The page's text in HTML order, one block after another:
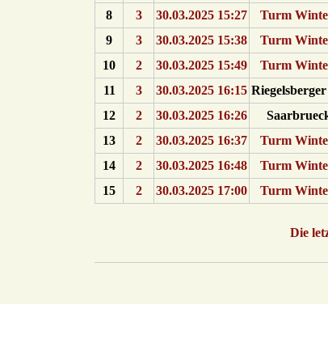
8
3 30.03.2025 15:27 Turm
9
3 30.03.2025 15:38 Turm
10
2 30.03.2025 15:49 Turm
11
3 30.03.2025 16:15
12
2 30.03.2025 16:26
13
2 30.03.2025 16:37 Turm
14
2 30.03.2025 16:48 Turm
15
2 30.03.2025 17:00 Turm
Die